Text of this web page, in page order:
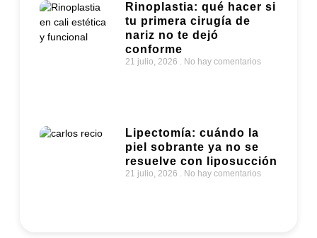
Rinoplastia: qué hacer si
tu primera cirugía de
nariz no te dejó
conforme
21 julio, 2026 No hay comentarios
Lipectomía: cuándo la
piel sobrante ya no se
resuelve con liposucción
21 julio, 2026 No hay comentarios